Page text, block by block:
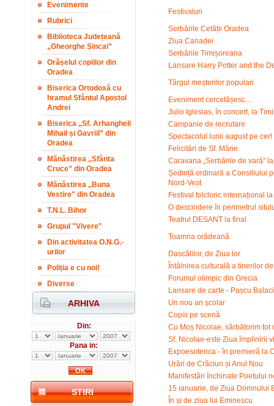
Evenimente
Rubrici
Biblioteca Județeană
„Gheorghe Șincai”
Orășelul copiilor din
Oradea
Biserica Ortodoxă cu
hramul Sfântul Apostol
Andrei
Biserica ,,Sf. Arhangheli
Mihail și Gavriil” din
Oradea
Mănăstirea ,,Sfânta
Cruce” din Oradea
Mănăstirea ,,Buna
Vestire" din Oradea
T.N.L. Bihor
Grupul "Vivere"
Din activitatea O.N.G.-
urilor
Poliția e cu noi!
Diverse
ARHIVA
Din:
Pana in:
STIRI
Festivaluri
Serbările Cetății Oradea
Ziua Canadei
Serbările Timișoreana
Lansare Harry Potter and the
Târgul meșterilor populari
Eveniment cercetășesc…
Julio Iglesias, în concert, la
Campanie de recrutare
Spectacolul lunii august pe cer!
Felicitări de Sf. Mărie
Caravana „Serbările de vară”
Ședință ordinară a Consiliului
Nord-Vest
Festival folcloric internațional
O descindere în perimetrul
Teatrul DESANT la final
Toamna orădeană
Dascălilor, de Ziua lor
Întâlnirea culturală a tinerilor
Forumul olimpic din Grecia
Lansare de carte - Pașcu Balaci
Un nou an școlar
Copiii pe scenă
Cu Moș Nicolae, sărbătorim tot
Sf. Nicolae-este Ziua împlinirii
Expoesoterica - în premieră la
Urări de Crăciun și Anul Nou
Manifestări închinate Poetului
15 ianuarie, de Ziua Domnului
În și de ziua lui Eminescu